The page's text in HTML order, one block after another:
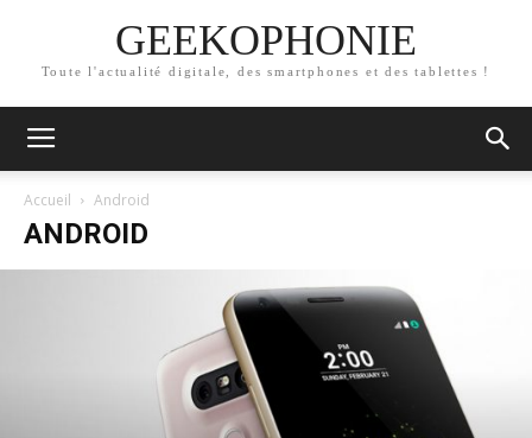
GEEKOPHONIE
Toute l'actualité digitale, des smartphones et des tablettes !
Accueil Android
ANDROID